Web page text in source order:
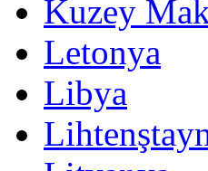
Kuzey
Letonya
Libya